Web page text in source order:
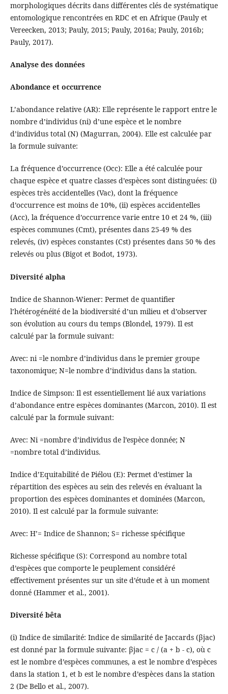
morphologiques décrits dans différentes clés de systématique
entomologique rencontrées en RDC et en Afrique (Pauly et
Vereecken, 2013; Pauly, 2015; Pauly, 2016a; Pauly, 2016b;
Pauly, 2017).
Analyse des données
Abondance et occurrence
L’abondance relative (AR): Elle représente le rapport entre le
nombre d’individus (ni) d’une espèce et le nombre
d’individus total (N) (Magurran, 2004). Elle est calculée par
la formule suivante:
La fréquence d’occurrence (Occ): Elle a été calculée pour
chaque espèce et quatre classes d’espèces sont distinguées: (i)
espèces très accidentelles (Vac), dont la fréquence
d’occurrence est moins de 10%, (ii) espèces accidentelles
(Acc), la fréquence d’occurrence varie entre 10 et 24 %, (iii)
espèces communes (Cmt), présentes dans 25-49 % des
relevés, (iv) espèces constantes (Cst) présentes dans 50 % des
relevés ou plus (Bigot et Bodot, 1973).
Diversité alpha
Indice de Shannon-Wiener: Permet de quantifier
l’hétérogénéité de la biodiversité d’un milieu et d’observer
son évolution au cours du temps (Blondel, 1979). Il est
calculé par la formule suivant:
Avec: ni =le nombre d’individus dans le premier groupe
taxonomique; N=le nombre d’individus dans la station.
Indice de Simpson: Il est essentiellement lié aux variations
d’abondance entre espèces dominantes (Marcon, 2010). Il est
calculé par la formule suivant:
Avec: Ni =nombre d’individus de l’espèce donnée; N
=nombre total d’individus.
Indice d’Equitabilité de Piélou (E): Permet d’estimer la
répartition des espèces au sein des relevés en évaluant la
proportion des espèces dominantes et dominées (Marcon,
2010). Il est calculé par la formule suivante:
Avec: H’= Indice de Shannon; S= richesse spécifique
Richesse spécifique (S): Correspond au nombre total
d’espèces que comporte le peuplement considéré
effectivement présentes sur un site d’étude et à un moment
donné (Hammer et al., 2001).
Diversité bêta
(i) Indice de similarité: Indice de similarité de Jaccards (βjac)
est donné par la formule suivante: βjac = c / (a + b - c), où c
est le nombre d’espèces communes, a est le nombre d’espèces
dans la station 1, et b est le nombre d’espèces dans la station
2 (De Bello et al., 2007).